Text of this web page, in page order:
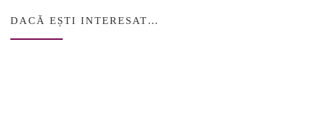
DACĂ EȘTI INTERESAT…